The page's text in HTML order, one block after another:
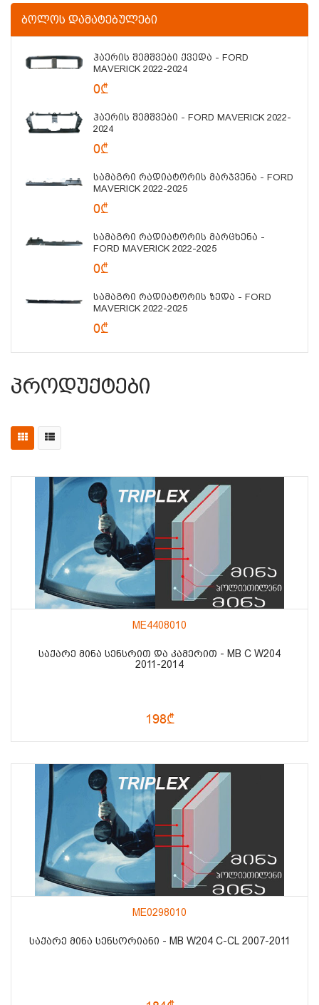
ᲑᲝᲚᲝᲡ ᲓᲐᲛᲐᲢᲔᲑᲣᲚᲔᲑᲘ
Ჰაერის Შემშვები Ქვედა - FORD
MAVERICK 2022-2024
0₾
Ჰაერის Შემშვები - FORD MAVERICK 2022-
2024
0₾
Სამაგრი Რადიატორის Მარჯვენა - FORD
MAVERICK 2022-2025
0₾
Სამაგრი Რადიატორის Მარცხენა -
FORD MAVERICK 2022-2025
0₾
Სამაგრი Რადიატორის Ზედა - FORD
MAVERICK 2022-2025
0₾
Პროდუქტები
ME4408010
ᲡᲐᲥᲐᲠᲔ ᲛᲘᲜᲐ ᲡᲔᲜᲡᲠᲘᲗ ᲓᲐ ᲙᲐᲛᲔᲠᲘᲗ - MB C W204
2011-2014
198₾
ME0298010
ᲡᲐᲥᲐᲠᲔ ᲛᲘᲜᲐ ᲡᲔᲜᲡᲝᲠᲘᲐᲜᲘ - MB W204 C-CL 2007-2011